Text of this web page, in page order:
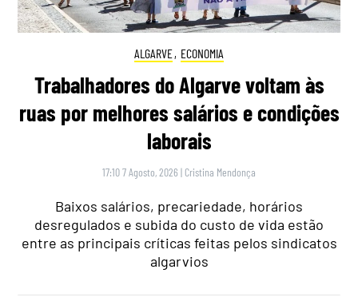
ALGARVE, ECONOMIA
Trabalhadores do Algarve voltam às
ruas por melhores salários e condições
laborais
17:10 7 Agosto, 2026 | Cristina Mendonça
Baixos salários, precariedade, horários
desregulados e subida do custo de vida estão
entre as principais críticas feitas pelos sindicatos
algarvios